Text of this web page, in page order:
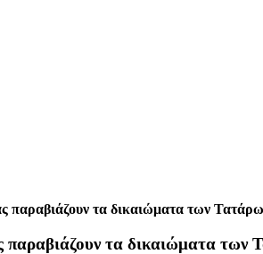
παραβιάζουν τα δικαιώματα των
παραβιάζουν τα δικαιώματα των